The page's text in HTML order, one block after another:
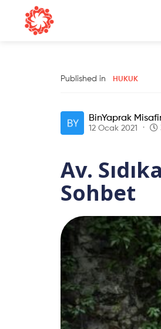
Published in HUKUK
BinYaprak
12 Ocak 2021
Av.
Sohbet